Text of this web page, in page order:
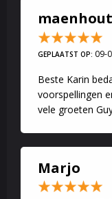
GEPLAATST OP: 09-
Beste Karin
voorspellingen
vele groeten
Marjo